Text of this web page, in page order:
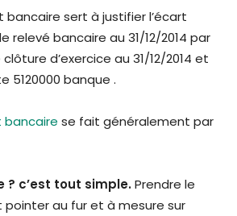
bancaire sert à justifier l’écart
relevé bancaire au 31/12/2014 par
d’exercice au 31/12/2014 et
5120000 banque .
se fait généralement par
? c’est tout simple.Prendre le
au fur et à mesure sur